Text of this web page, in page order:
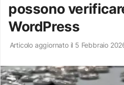
possono
WordPress
Articolo aggiornato il 5 Febbraio